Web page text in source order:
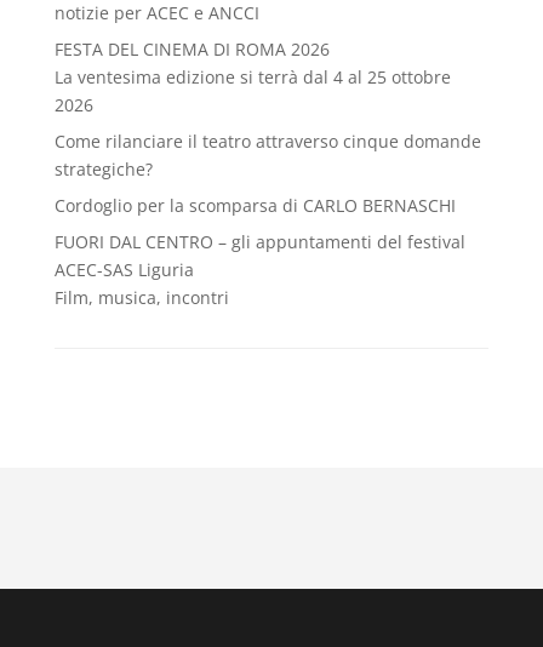
notizie per ACEC e ANCCI
FESTA DEL CINEMA DI ROMA 2026
La ventesima edizione si terrà dal 4 al 25 ottobre
2026
Come rilanciare il teatro attraverso cinque domande
strategiche?
Cordoglio per la scomparsa di CARLO BERNASCHI
FUORI DAL CENTRO – gli appuntamenti del festival
ACEC-SAS Liguria
Film, musica, incontri